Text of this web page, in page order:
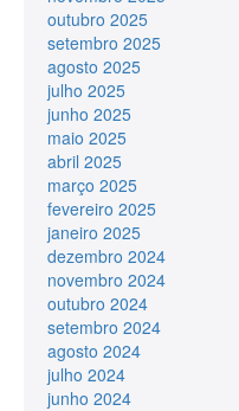
outubro 2025
setembro 2025
agosto 2025
julho 2025
junho 2025
maio 2025
abril 2025
março 2025
fevereiro 2025
janeiro 2025
dezembro 2024
novembro 2024
outubro 2024
setembro 2024
agosto 2024
julho 2024
junho 2024